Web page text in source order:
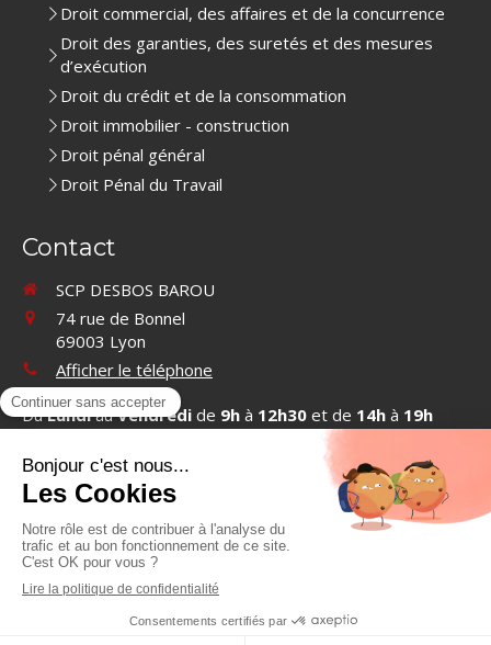
Droit commercial, des affaires et de la concurrence
Droit des garanties, des suretés et des mesures
d’exécution
Droit du crédit et de la consommation
Droit immobilier - construction
Droit pénal général
Droit Pénal du Travail
Contact
SCP DESBOS BAROU
74 rue de Bonnel
69003 Lyon
Afficher le téléphone
DuLundiauVendredi de 9h à 12h30 et de 14h à 19h
Contacter SCP DESBOS BAROU
©2019 SCP DESBOS BAROU - Cabinet d'avocats à Lyon
Mentions légales